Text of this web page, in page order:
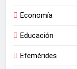
Economía
Educación
Efemérides